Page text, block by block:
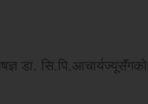
डा. सि.पि.आचार्यज्यूसॅंगको